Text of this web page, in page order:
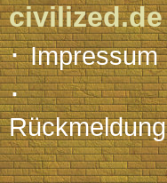
civilized.de
·Impressum
·
Rückmeldung